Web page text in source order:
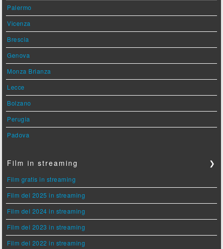
Palermo
Vicenza
Brescia
Genova
Monza Brianza
Lecce
Bolzano
Perugia
Padova
Film in streaming ❯
Film gratis in streaming
Film del 2025 in streaming
Film del 2024 in streaming
Film del 2023 in streaming
Film del 2022 in streaming